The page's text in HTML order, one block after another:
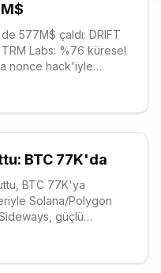
577M$ çaldı: DRIFT
Labs: %76 küresel
nonce hack'iyle
BTC 77K'da
BTC 77K'ya
Solana/Polygon
güçlü